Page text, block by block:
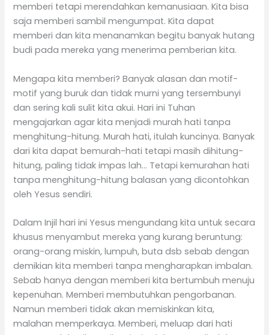
memberi tetapi merendahkan kemanusiaan. Kita bisa
saja memberi sambil mengumpat. Kita dapat
memberi dan kita menanamkan begitu banyak hutang
budi pada mereka yang menerima pemberian kita.
Mengapa kita memberi? Banyak alasan dan motif-
motif yang buruk dan tidak murni yang tersembunyi
dan sering kali sulit kita akui. Hari ini Tuhan
mengajarkan agar kita menjadi murah hati tanpa
menghitung-hitung. Murah hati, itulah kuncinya. Banyak
dari kita dapat bemurah-hati tetapi masih dihitung-
hitung, paling tidak impas lah… Tetapi kemurahan hati
tanpa menghitung-hitung balasan yang dicontohkan
oleh Yesus sendiri.
Dalam Injil hari ini Yesus mengundang kita untuk secara
khusus menyambut mereka yang kurang beruntung:
orang-orang miskin, lumpuh, buta dsb sebab dengan
demikian kita memberi tanpa mengharapkan imbalan.
Sebab hanya dengan memberi kita bertumbuh menuju
kepenuhan. Memberi membutuhkan pengorbanan.
Namun memberi tidak akan memiskinkan kita,
malahan memperkaya. Memberi, meluap dari hati